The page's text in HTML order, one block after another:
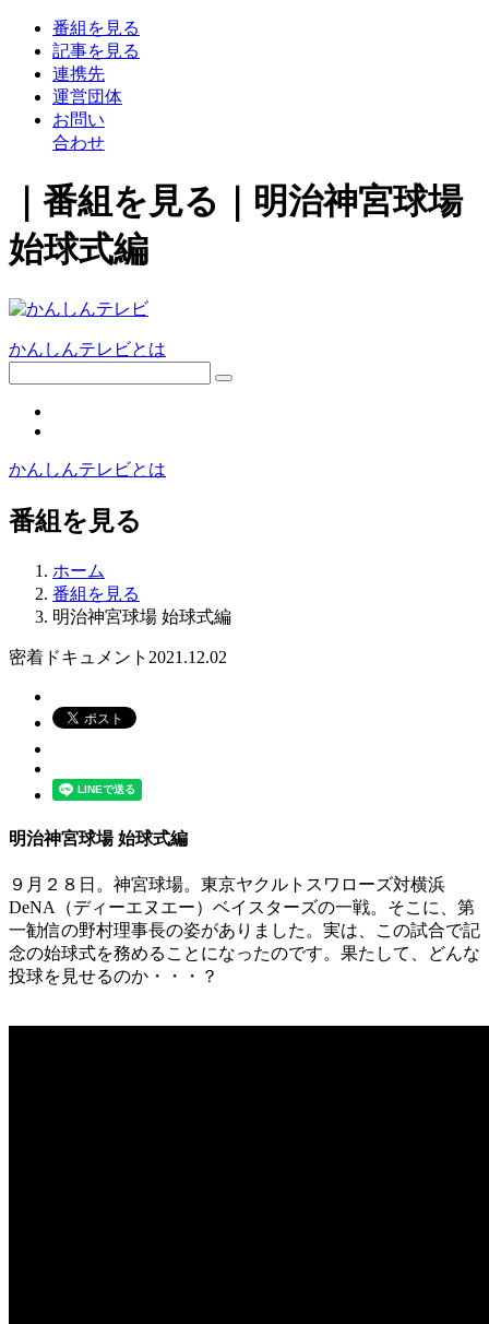
番組 を見る
記事を見る
連携先
運営団体
お問い
合わせ
｜番組を見る｜明治神宮球場
始球式編
かんしんテレビとは
かんしんテレビとは
番組を見る
ホーム
番組を見る
明治神宮球場 始球式編
密着ドキュメント 2021.12.02
明治神宮球場 始球式編
９月２８日。神宮球場。 東京ヤクルトスワローズ対横浜
DeNA（ディーエヌエー）ベイスターズの一戦。 そこに、第
一勧信の野村理事長の姿がありました。実は、この試合で記
念の始球式を務めることになったのです。 果たして、どんな
投球を見せるのか・・・？